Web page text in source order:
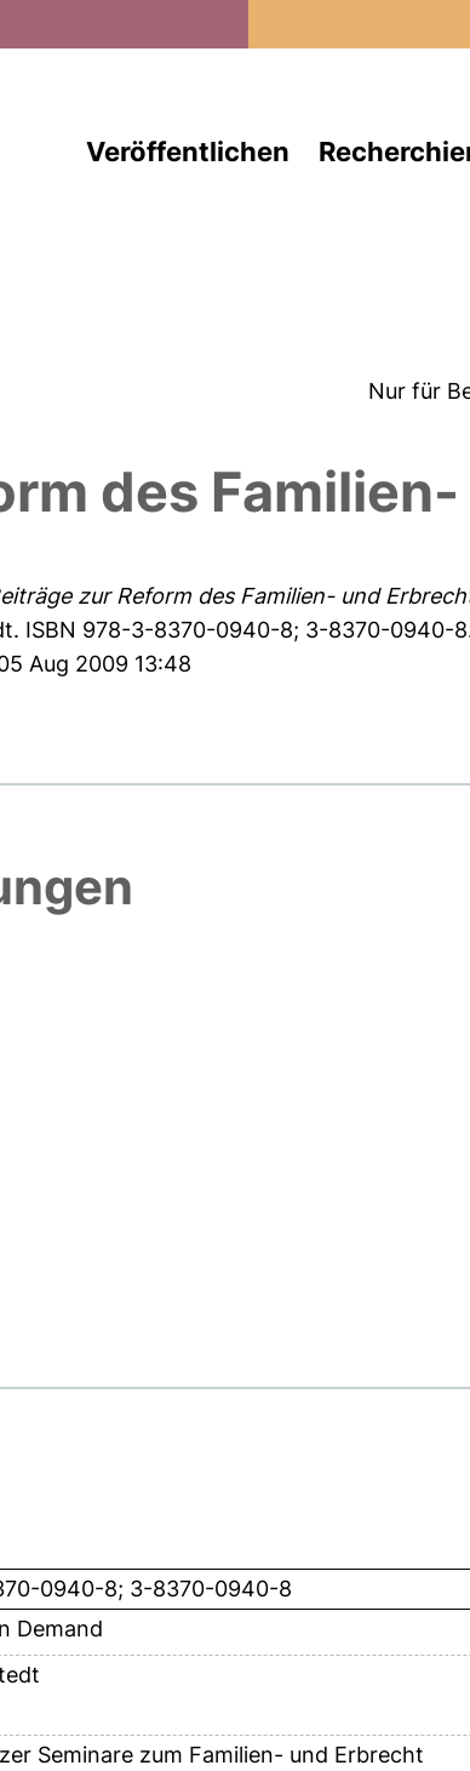
Veröffentlichen
Nur für
des
zur Reform des Familien- und
ISBN 978-3-8370-0940-8; 3-8370-0940-
Aug 2009 13:48
0940-8; 3-8370-0940-8
Demand
Seminare zum Familien- und Erbrecht